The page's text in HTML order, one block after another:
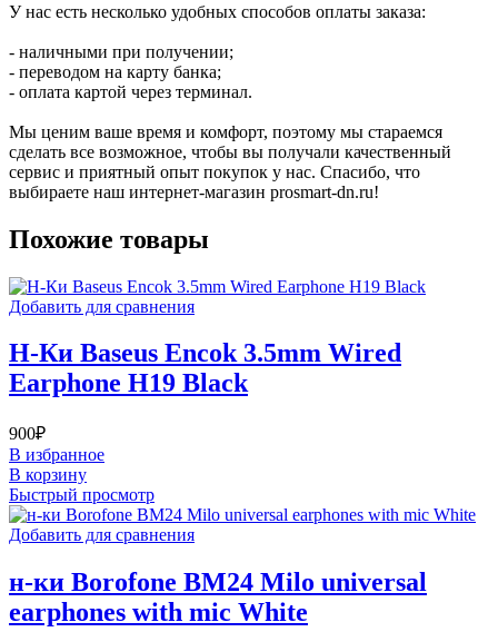
У нас есть несколько удобных способов оплаты заказа:
- наличными при получении;
- переводом на карту банка;
- оплата картой через терминал.
Мы ценим ваше время и комфорт, поэтому мы стараемся
сделать все возможное, чтобы вы получали качественный
сервис и приятный опыт покупок у нас. Спасибо, что
выбираете наш интернет-магазин prosmart-dn.ru!
Похожие товары
Добавить для сравнения
Н-Ки Baseus Encok 3.5mm Wired
Earphone H19 Black
900₽
В избранное
В корзину
Быстрый просмотр
Добавить для сравнения
н-ки Borofone BM24 Milo universal
earphones with mic White